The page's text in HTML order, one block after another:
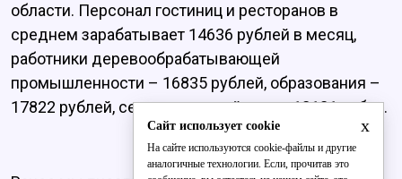
области. Персонал гостиниц и ресторанов в
среднем зарабатывает 14636 рублей в месяц,
работники деревообрабатывающей
промышленности – 16835 рублей, образования –
17822 рублей, сельского хозяйства – 18121 рубль.
x
Сайт использует cookie
На сайте используются cookie-файлы и другие
аналогичные технологии. Если, прочитав это